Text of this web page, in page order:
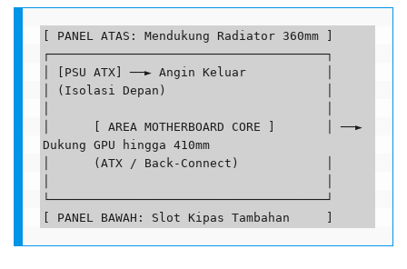
[ PANEL ATAS: Mendukung Radiator 360mm ]
┌──────────────────────────────────────┐
│ [PSU ATX] ──► Angin Keluar           │
│ (Isolasi Depan)                      │
│      [ AREA MOTHERBOARD CORE ]       │ ──►
Dukung GPU hingga 410mm
│      (ATX / Back-Connect)            │
└──────────────────────────────────────┘